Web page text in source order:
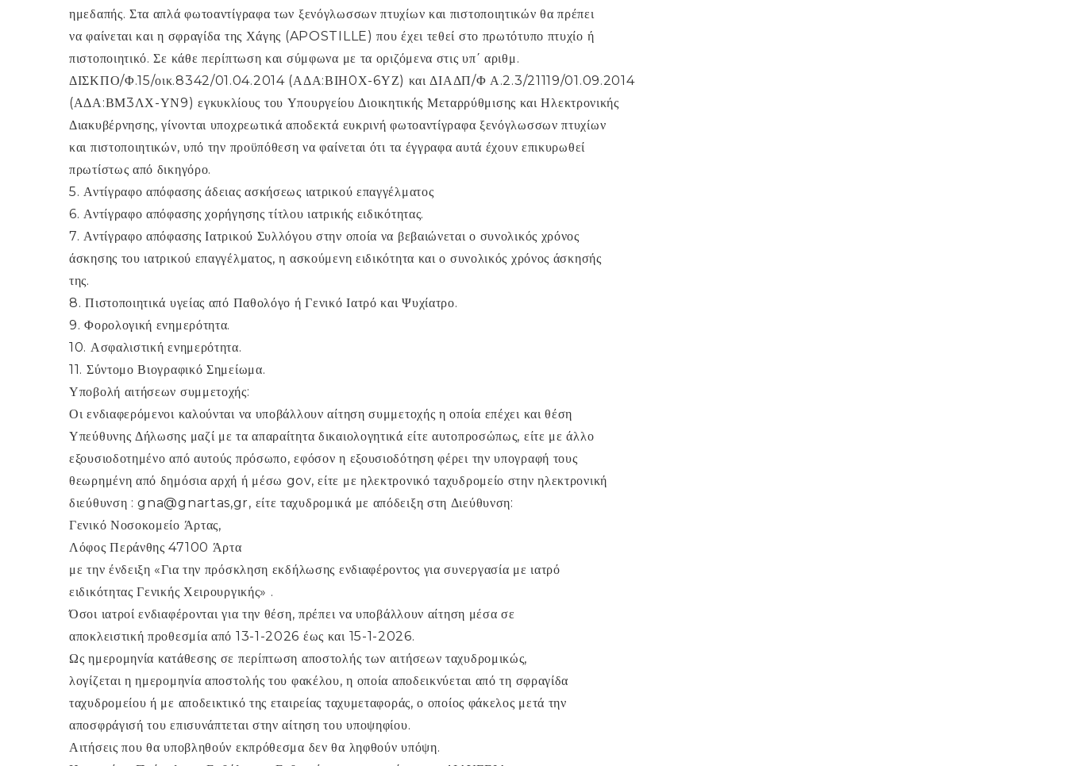
ημεδαπής. Στα απλά φωτοαντίγραφα των ξενόγλωσσων πτυχίων και πιστοποιητικών θα πρέπει
να φαίνεται και η σφραγίδα της Χάγης (APOSTILLE) που έχει τεθεί στο πρωτότυπο πτυχίο ή
πιστοποιητικό. Σε κάθε περίπτωση και σύμφωνα με τα οριζόμενα στις υπ΄ αριθμ.
ΔΙΣΚΠΟ/Φ.15/οικ.8342/01.04.2014 (ΑΔΑ:ΒΙΗ0Χ-6ΥΖ) και ΔΙΑΔΠ/Φ Α.2.3/21119/01.09.2014
(ΑΔΑ:ΒΜ3ΛΧ-ΥΝ9) εγκυκλίους του Υπουργείου Διοικητικής Μεταρρύθμισης και Ηλεκτρονικής
Διακυβέρνησης, γίνονται υποχρεωτικά αποδεκτά ευκρινή φωτοαντίγραφα ξενόγλωσσων πτυχίων
και πιστοποιητικών, υπό την προϋπόθεση να φαίνεται ότι τα έγγραφα αυτά έχουν επικυρωθεί
πρωτίστως από δικηγόρο.
5. Αντίγραφο απόφασης άδειας ασκήσεως ιατρικού επαγγέλματος
6. Αντίγραφο απόφασης χορήγησης τίτλου ιατρικής ειδικότητας.
7. Αντίγραφο απόφασης Ιατρικού Συλλόγου στην οποία να βεβαιώνεται ο συνολικός χρόνος
άσκησης του ιατρικού επαγγέλματος, η ασκούμενη ειδικότητα και ο συνολικός χρόνος άσκησής
της.
8. Πιστοποιητικά υγείας από Παθολόγο ή Γενικό Ιατρό και Ψυχίατρο.
9. Φορολογική ενημερότητα.
10. Ασφαλιστική ενημερότητα.
11. Σύντομο Βιογραφικό Σημείωμα.
Υποβολή αιτήσεων συμμετοχής:
Οι ενδιαφερόμενοι καλούνται να υποβάλλουν αίτηση συμμετοχής η οποία επέχει και θέση
Υπεύθυνης Δήλωσης μαζί με τα απαραίτητα δικαιολογητικά είτε αυτοπροσώπως, είτε με άλλο
εξουσιοδοτημένο από αυτούς πρόσωπο, εφόσον η εξουσιοδότηση φέρει την υπογραφή τους
θεωρημένη από δημόσια αρχή ή μέσω gov, είτε με ηλεκτρονικό ταχυδρομείο στην ηλεκτρονική
διεύθυνση : gna@gnartas,gr, είτε ταχυδρομικά με απόδειξη στη Διεύθυνση:
Γενικό Νοσοκομείο Άρτας,
Λόφος Περάνθης 47100 Άρτα
με την ένδειξη «Για την πρόσκληση εκδήλωσης ενδιαφέροντος για συνεργασία με ιατρό
ειδικότητας Γενικής Χειρουργικής» .
Όσοι ιατροί ενδιαφέρονται για την θέση, πρέπει να υποβάλλουν αίτηση μέσα σε
αποκλειστική προθεσμία από 13-1-2026 έως και 15-1-2026.
Ως ημερομηνία κατάθεσης σε περίπτωση αποστολής των αιτήσεων ταχυδρομικώς,
λογίζεται η ημερομηνία αποστολής του φακέλου, η οποία αποδεικνύεται από τη σφραγίδα
ταχυδρομείου ή με αποδεικτικό της εταιρείας ταχυμεταφοράς, ο οποίος φάκελος μετά την
αποσφράγισή του επισυνάπτεται στην αίτηση του υποψηφίου.
Αιτήσεις που θα υποβληθούν εκπρόθεσμα δεν θα ληφθούν υπόψη.